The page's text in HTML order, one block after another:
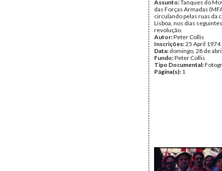
Assunto:Tanques do
das Forças Armadas
circulando pelas ruas da
Lisboa, nos dias
revolução.
Autor:Peter Collis
Inscrições:25 April 1974
Data: domingo, 28 de
Fundo:Peter Collis
Tipo Documental:
Página(s): 1